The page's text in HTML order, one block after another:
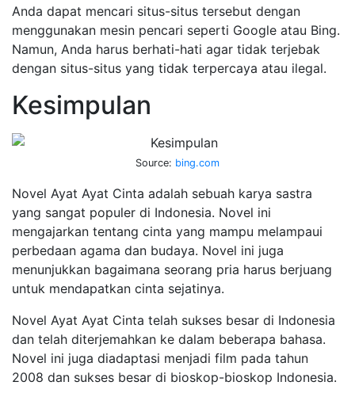
Anda dapat mencari situs-situs tersebut dengan
menggunakan mesin pencari seperti Google atau Bing.
Namun, Anda harus berhati-hati agar tidak terjebak
dengan situs-situs yang tidak terpercaya atau ilegal.
Kesimpulan
Source: bing.com
Novel Ayat Ayat Cinta adalah sebuah karya sastra
yang sangat populer di Indonesia. Novel ini
mengajarkan tentang cinta yang mampu melampaui
perbedaan agama dan budaya. Novel ini juga
menunjukkan bagaimana seorang pria harus berjuang
untuk mendapatkan cinta sejatinya.
Novel Ayat Ayat Cinta telah sukses besar di Indonesia
dan telah diterjemahkan ke dalam beberapa bahasa.
Novel ini juga diadaptasi menjadi film pada tahun
2008 dan sukses besar di bioskop-bioskop Indonesia.